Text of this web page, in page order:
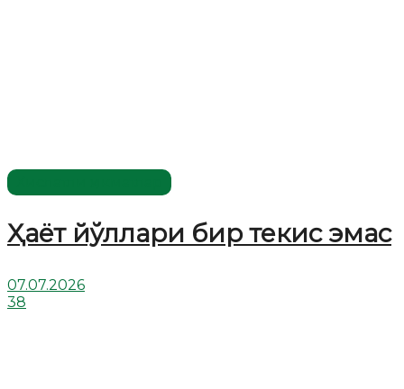
Ҳаёт йўллари бир текис эмас
07.07.2026
38